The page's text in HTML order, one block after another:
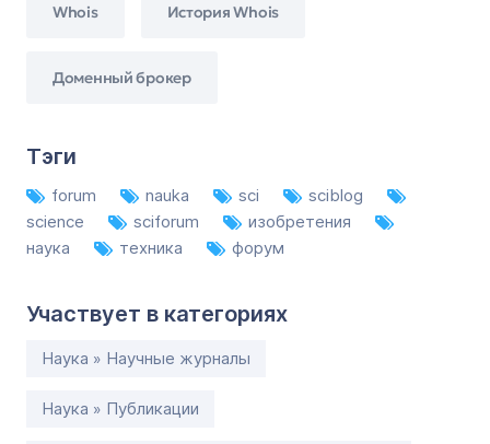
Whois История Whois
Доменный брокер
Тэги
forum nauka sci
sciblog
science
sciforum
изобретения
наука
техника форум
Участвует в категориях
Наука » Научные журналы
Наука » Публикации